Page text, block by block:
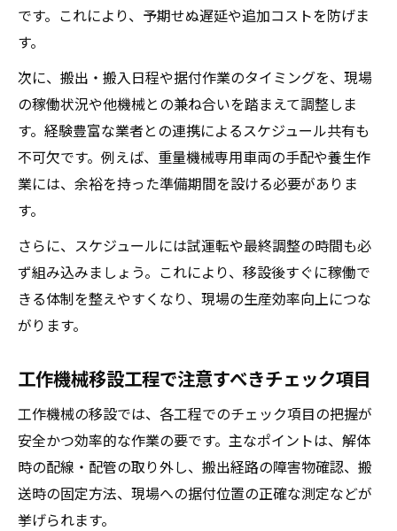
です。これにより、予期せぬ遅延や追加コストを防げま
す。
次に、搬出・搬入日程や据付作業のタイミングを、現場
の稼働状況や他機械との兼ね合いを踏まえて調整しま
す。経験豊富な業者との連携によるスケジュール共有も
不可欠です。例えば、重量機械専用車両の手配や養生作
業には、余裕を持った準備期間を設ける必要がありま
す。
さらに、スケジュールには試運転や最終調整の時間も必
ず組み込みましょう。これにより、移設後すぐに稼働で
きる体制を整えやすくなり、現場の生産効率向上につな
がります。
工作機械移設工程で注意すべきチェック項目
工作機械の移設では、各工程でのチェック項目の把握が
安全かつ効率的な作業の要です。主なポイントは、解体
時の配線・配管の取り外し、搬出経路の障害物確認、搬
送時の固定方法、現場への据付位置の正確な測定などが
挙げられます。